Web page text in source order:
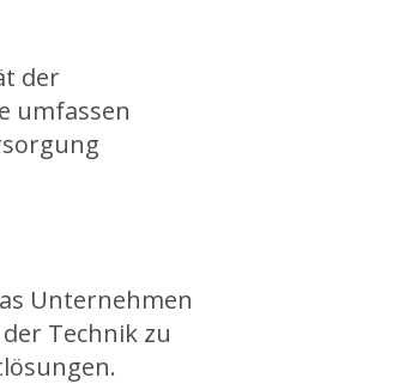
der
umfassen
Unternehmen
Technik zu